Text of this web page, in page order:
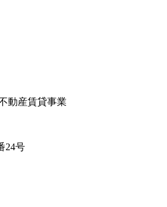
動産賃貸事業
24号